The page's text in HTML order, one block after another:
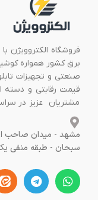
فروشگاه
برق کشور همواره
صنعتی و تجهیزات
قیمت رقابتی و دسته
مشتریان عزیز در
مشهد - میدان صاحب
سبحان - طبقه منفی یک